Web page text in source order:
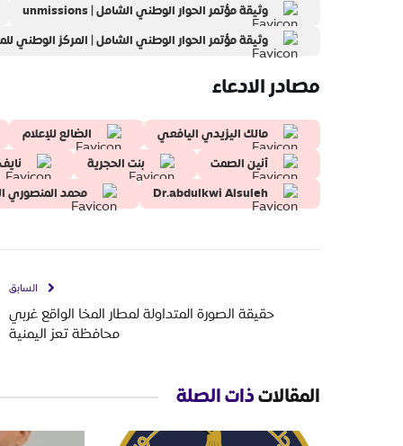
وثيقة مؤتمر الحوار الوطني الشامل | unmissions
وثيقة مؤتمر الحوار الوطني الشامل | المركز الوطني
مصادر الادعاء
مالك اليزيدي اليافعي الضالع للإعلام
أنين الصمت
بنت الحجرية
Dr.abdulkwi Alsuleh
محمد المنصوري
السابق
حقيقة الصورة المتداولة لمطار المخا الواقع غربي
محافظة تعز اليمنية
المقالاتذات الصلة